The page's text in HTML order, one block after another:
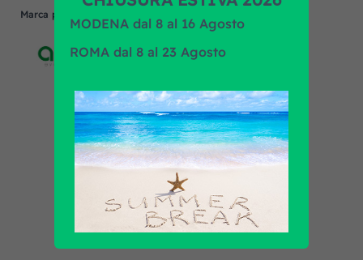
Marca prodotto
Scopri tutti i prodotti
MODENA dal 8 al 16 Agosto
ROMA dal 8 al 23 Agosto